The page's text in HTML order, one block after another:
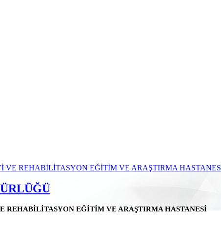
REHABİLİTASYON EĞİTİM VE ARAŞTIRMA HASTANESİ